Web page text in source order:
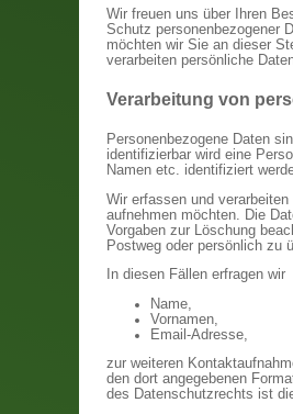
Wir freuen uns über Ihren
Schutz personenbezogener
möchten wir Sie an dieser
verarbeiten persönliche
Verarbeitung von
Personenbezogene Daten
identifizierbar wird eine
Namen etc. identifiziert
Wir erfassen und
aufnehmen möchten. Die
Vorgaben zur Löschung
Postweg oder persönlich zu
In diesen Fällen erfragen wir
Name,
Vornamen,
Email-Adresse,
zur weiteren
den dort angegebenen
des Datenschutzrechts ist